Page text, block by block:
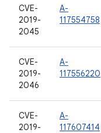
CVE-
2019-
2045
A-
117554758
CVE-
2019-
2046
A-
117556220
CVE-
2019-
A-
117607414